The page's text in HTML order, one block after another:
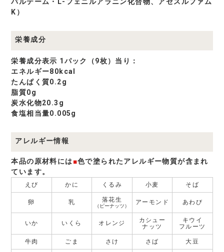
K）
栄養成分
栄養成分表示 1パック（9枚）当り：
エネルギー80kcal
たんぱく質0.2g
脂質0g
炭水化物20.3g
食塩相当量0.005g
アレルギー情報
本品の原材料には■色で塗られたアレルギー物質が含まれ
ています。
えび かに くるみ 小麦 そば
卵 乳 落花生
（ピーナッツ） アーモンド あわび
いか いくら オレンジ
カシュー
ナッツ
キウイ
フルーツ
牛肉 ごま さけ さば 大豆